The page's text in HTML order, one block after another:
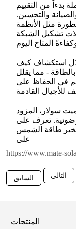
بدءاً من التقييم
والتحسين.
مثل الأنظمة
تشكيل الشبكة
استكشاف كيف
- مما يقلل
في الحفاظ على
سولار، المزود
تعرف على
طاقة الشمس
على
https://www.mate-
السابق التالي
المنتجات